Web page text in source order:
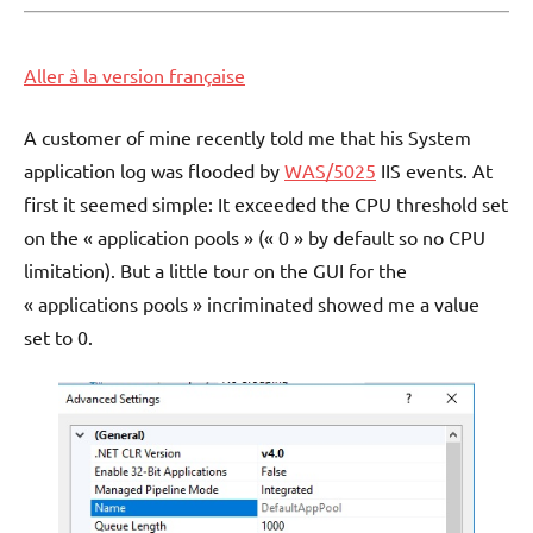
Aller à la version française
A customer of mine recently told me that his System
application log was flooded by WAS/5025 IIS events. At
first it seemed simple: It exceeded the CPU threshold set
on the « application pools » (« 0 » by default so no CPU
limitation). But a little tour on the GUI for the
« applications pools » incriminated showed me a value
set to 0.